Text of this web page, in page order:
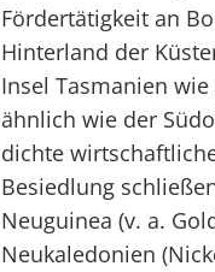
Fördertätigkeit an
Hinterland der
Insel Tasmanien
ähnlich wie der
dichte
Besiedlung
Neuguinea (v. a.
Neukaledonien